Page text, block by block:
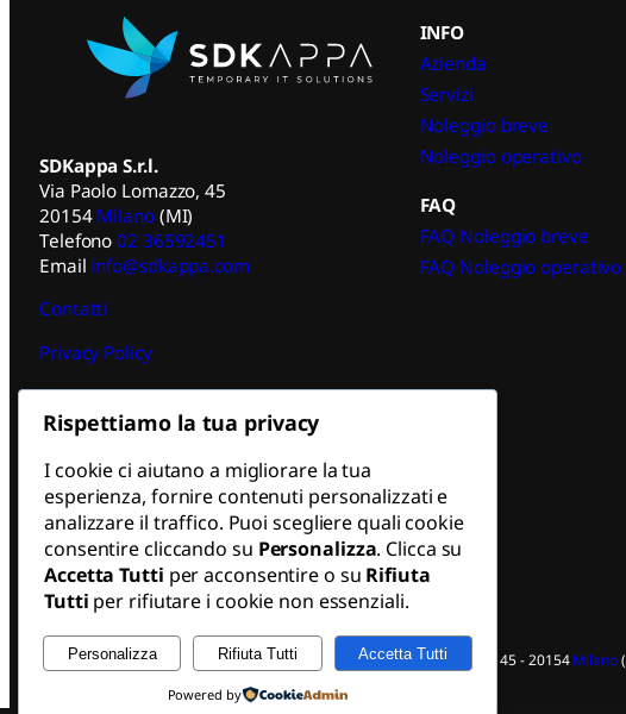
SDKappa S.r.l.
Via Paolo Lomazzo, 45
20154 Milano(MI)
Telefono02 36592451
Email info@sdkappa.com
Contatti
Privacy Policy
INFO
Azienda
Servizi
Noleggio breve
Noleggio operativo
FAQ
FAQ Noleggio breve
FAQ Noleggio operativo
SDKappa S.r.l. | Sede Legale: Via Paolo Lomazzo, 45 - 20154Milano(
Rispettiamo la tua privacy
I cookie ci aiutano a migliorare la tua
esperienza, fornire contenuti personalizzati e
analizzare il traffico. Puoi scegliere quali cookie
consentire cliccando su Personalizza. Clicca su
Accetta Tutti per acconsentire o su Rifiuta
Tutti per rifiutare i cookie non essenziali.
Personalizza Rifiuta Tutti Accetta Tutti
Powered by